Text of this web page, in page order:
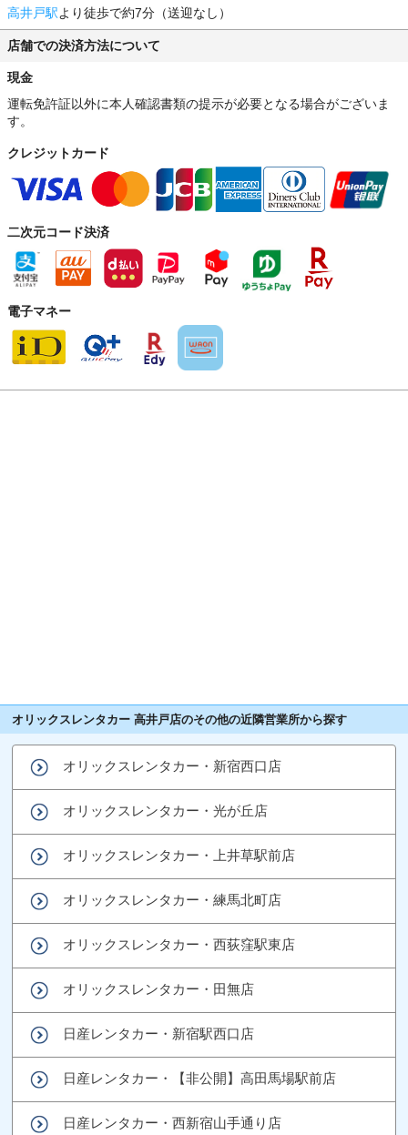
高井戸駅より徒歩で約7分（送迎なし）
店舗での決済方法について
現金
運転免許証以外に本人確認書類の提示が必要となる場合がございま
す。
クレジットカード
二次元コード決済
電子マネー
オリックスレンタカー 高井戸店のその他の近隣営業所から探す
オリックスレンタカー・新宿西口店
オリックスレンタカー・光が丘店
オリックスレンタカー・上井草駅前店
オリックスレンタカー・練馬北町店
オリックスレンタカー・西荻窪駅東店
オリックスレンタカー・田無店
日産レンタカー・新宿駅西口店
日産レンタカー・【非公開】高田馬場駅前店
日産レンタカー・西新宿山手通り店